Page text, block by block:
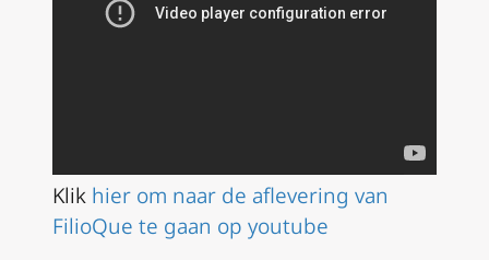
Klik hier om naar de aflevering van
FilioQue te gaan op youtube